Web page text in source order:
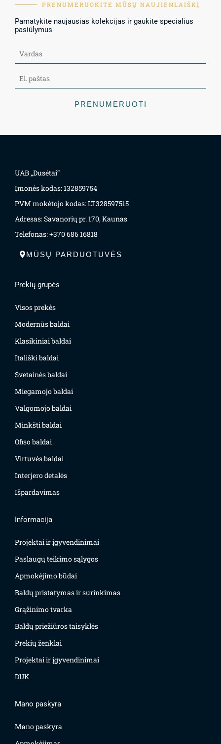
PRENUMERUOKITE MŪSŲ NAUJIENLAIŠKĮ
Pamatykite naujausias kolekcijas ir gaukite specialius
pasiūlymus
PRENUMERUOTI
UAB „Dusėtai“
Įmonės kodas: 132859754
PVM mokėtojo kodas: LT328597515
Adresas: Savanorių pr. 170, Kaunas
Telefonas: +370 686 16818
MŪSŲ PARDUOTUVĖS
Prekių grupės
Visos prekės
Modernūs baldai
Klasikiniai baldai
Itališki baldai
Svetainės baldai
Miegamojo baldai
Valgomojo baldai
Minkšti baldai
Ofiso baldai
Virtuvės baldai
Interjero detalės
Išpardavimas
Informacija
Projektai ir įgyvendinimai
Paslaugų teikimo sąlygos
Apmokėjimo būdai
Baldų pristatymas ir surinkimas
Grąžinimo tvarka
Baldų priežiūros taisyklės
Prekių ženklai
Projektai ir įgyvendinimai
DUK
Mano paskyra
Mano paskyra